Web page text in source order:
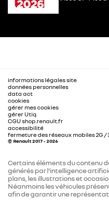
informations légales site
données personnelles
data act
cookies
gérer mes cookies
gérer Utiq
CGU shop.renault.fr
accessibilité
fermeture des réseaux mobiles 2G /
© Renault 2017 - 2026
Certains éléments du contenu
générés par l'intelligence
plans, les illustrations et
Néanmoins les véhicules
afin de garantir une